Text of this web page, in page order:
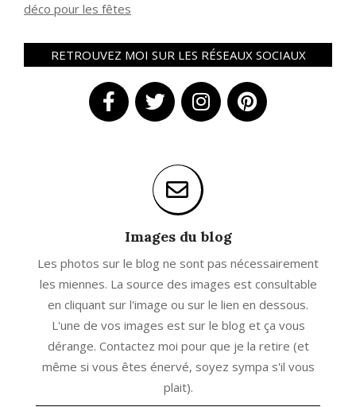
déco pour les fêtes
RETROUVEZ MOI SUR LES RÉSEAUX SOCIAUX
Images du blog
Les photos sur le blog ne sont pas nécessairement
les miennes. La source des images est consultable
en cliquant sur l'image ou sur le lien en dessous.
L'une de vos images est sur le blog et ça vous
dérange. Contactez moi pour que je la retire (et
même si vous êtes énervé, soyez sympa s'il vous
plait).